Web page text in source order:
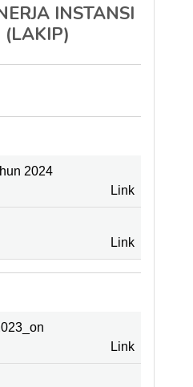
INSTANSI
(LAKIP)
2024
Link
Link
Link